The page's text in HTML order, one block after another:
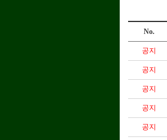
No.
공지
공지
공지
공지
공지